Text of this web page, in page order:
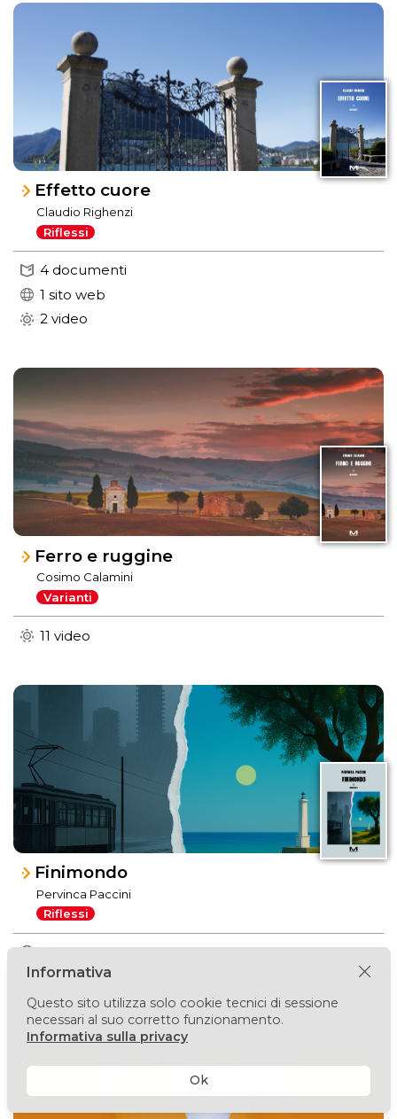
Effetto cuore
Claudio Righenzi
Riflessi
4 documenti
1 sito web
2 video
Ferro e ruggine
Cosimo Calamini
Varianti
11 video
Finimondo
Pervinca Paccini
Riflessi
2 siti web
2 video
1 immagine
Informativa
Questo sito utilizza solo cookie tecnici di sessione
necessari al suo corretto funzionamento.
Informativa sulla privacy
Ok